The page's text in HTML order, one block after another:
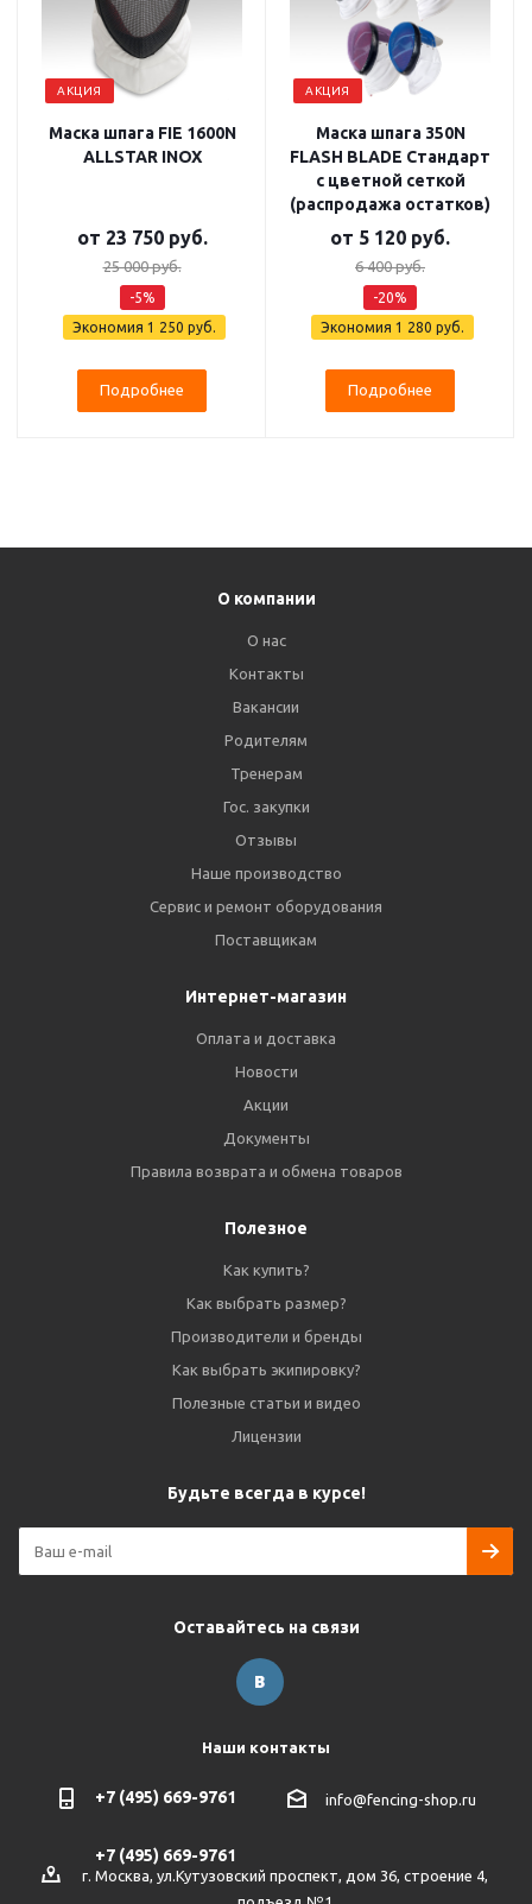
АКЦИЯ
Маска шпага FIE 1600N
ALLSTAR INOX
от 23 750 руб.
25 000 руб.
-5%
Экономия 1 250 руб.
Подробнее
АКЦИЯ
Маска шпага 350N
FLASH BLADE Стандарт
с цветной сеткой
(распродажа остатков)
от 5 120 руб.
6 400 руб.
-20%
Экономия 1 280 руб.
Подробнее
О компании
О нас
Контакты
Вакансии
Родителям
Тренерам
Гос. закупки
Отзывы
Наше производство
Сервис и ремонт оборудования
Поставщикам
Интернет-магазин
Оплата и доставка
Новости
Акции
Документы
Правила возврата и обмена товаров
Полезное
Как купить?
Как выбрать размер?
Производители и бренды
Как выбрать экипировку?
Полезные статьи и видео
Лицензии
Будьте всегда в курсе!
Оставайтесь на связи
Наши контакты
+7 (495) 669-9761
+7 (495) 669-9761
info@fencing-shop.ru
г. Москва, ул.Кутузовский проспект, дом 36, строение 4,